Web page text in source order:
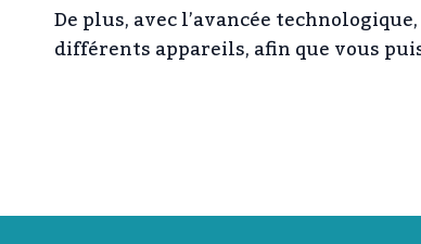
De plus, avec l’avancée
différents appareils, afin que vous